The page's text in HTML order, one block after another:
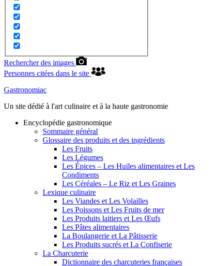
Rechercher des images
Personnes citées dans le site
Gastronomiac
Un site dédié à l'art culinaire et à la haute gastronomie
Encyclopédie gastronomique
Sommaire général
Glossaire des produits et des ingrédients
Les Fruits
Les Légumes
Les Épices – Les Huiles alimentaires et Les
Condiments
Les Céréales – Le Riz et Les Graines
Lexique culinaire
Les Viandes et Les Volailles
Les Poissons et Les Fruits de mer
Les Produits laitiers et Les Œufs
Les Pâtes alimentaires
La Boulangerie et La Pâtisserie
Les Produits sucrés et La Confiserie
La Charcuterie
Dictionnaire des charcuteries françaises